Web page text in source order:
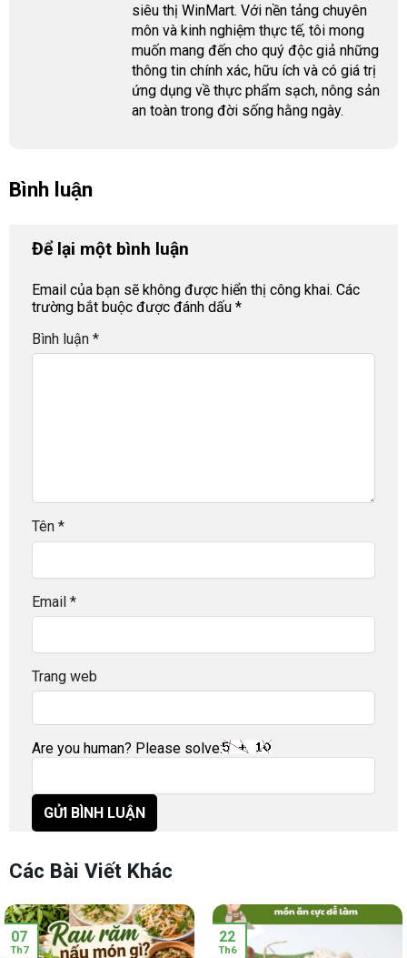
siêu thị WinMart. Với nền tảng chuyên
môn và kinh nghiệm thực tế, tôi mong
muốn mang đến cho quý độc giả những
thông tin chính xác, hữu ích và có giá trị
ứng dụng về thực phẩm sạch, nông sản
an toàn trong đời sống hằng ngày.
Bình luận
Để lại một bình luận
Email của bạn sẽ không được hiển thị công khai. Các
trường bắt buộc được đánh dấu *
Bình luận *
Tên *
Email *
Trang web
Are you human? Please solve:
Các Bài Viết Khác
07
Th7
22
Th6